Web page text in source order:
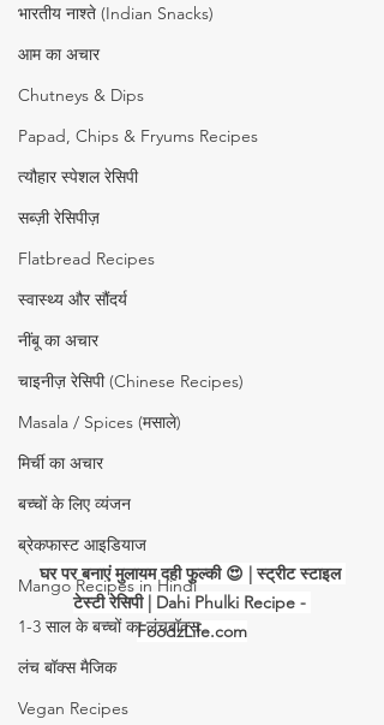
भारतीय नाश्ते (Indian Snacks)
आम का अचार
Chutneys & Dips
Papad, Chips & Fryums Recipes
त्यौहार स्पेशल रेसिपी
सब्ज़ी रेसिपीज़
Flatbread Recipes
स्वास्थ्य और सौंदर्य
नींबू का अचार
चाइनीज़ रेसिपी (Chinese Recipes)
Masala / Spices (मसाले)
मिर्ची का अचार
बच्चों के लिए व्यंजन
ब्रेकफास्ट आइडियाज
Mango Recipes in Hindi
1-3 साल के बच्चों का लंचबॉक्स
लंच बॉक्स मैजिक
Vegan Recipes
घर पर बनाएं मुलायम दही फुल्की 😍 | स्ट्रीट स्टाइल
टेस्टी रेसिपी | Dahi Phulki Recipe -
FoodzLife.com